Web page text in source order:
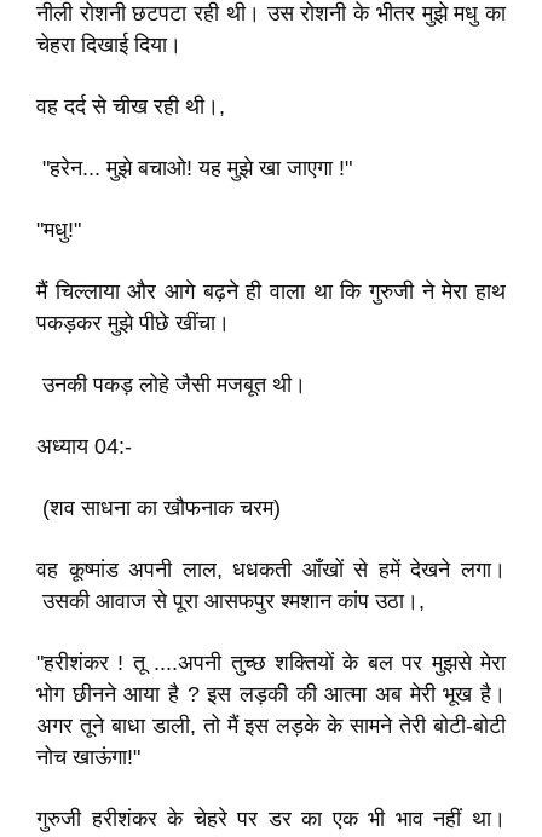
नीली रोशनी छटपटा रही थी। उस रोशनी के भीतर मुझे मधु का
चेहरा दिखाई दिया।
वह दर्द से चीख रही थी।,
"हरेन... मुझे बचाओ! यह मुझे खा जाएगा !"
​"मधु!"
मैं चिल्लाया और आगे बढ़ने ही वाला था कि गुरुजी ने मेरा हाथ
पकड़कर मुझे पीछे खींचा।
उनकी पकड़ लोहे जैसी मजबूत थी।
अध्याय 04:-
(शव साधना का खौफनाक चरम)
वह कूष्मांड अपनी लाल, धधकती आँखों से हमें देखने लगा।
उसकी आवाज से पूरा आसफपुर श्मशान कांप उठा।,
"हरीशंकर ! तू ....अपनी तुच्छ शक्तियों के बल पर मुझसे मेरा
भोग छीनने आया है ? इस लड़की की आत्मा अब मेरी भूख है।
अगर तूने बाधा डाली, तो मैं इस लड़के के सामने तेरी बोटी-बोटी
नोच खाऊंगा!"
गुरुजी हरीशंकर के चेहरे पर डर का एक भी भाव नहीं था।